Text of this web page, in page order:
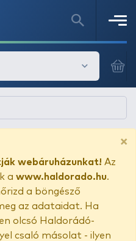
×
webáruházunkat! Az
a www.haldorado.hu.
a böngésző
az adataidat. Ha
olcsó Haldorádó-
csaló másolat - ilyen